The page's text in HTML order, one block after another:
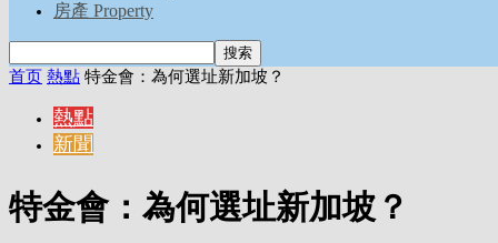
房產 Property
首页 熱點 特金會：為何選址新加坡？
熱點
新聞
特金會：為何選址新加坡？